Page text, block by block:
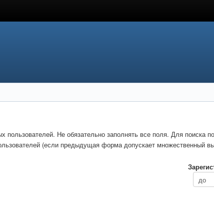
пользователей. Не обязательно заполнять все поля. Для поиска
(если предыдущая форма допускает множественный